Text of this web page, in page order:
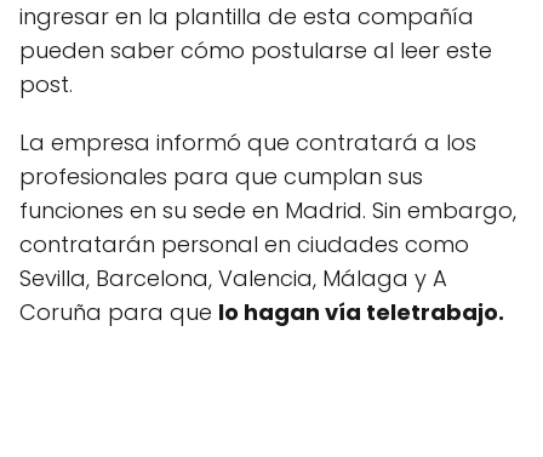
ingresar en la plantilla de esta compañía
pueden saber cómo postularse al leer este
post.
La empresa informó que contratará a los
profesionales para que cumplan sus
funciones en su sede en Madrid. Sin embargo,
contratarán personal en ciudades como
Sevilla, Barcelona, Valencia, Málaga y A
Coruña para que lo hagan vía teletrabajo.